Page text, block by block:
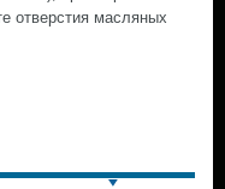
отверстия масляных